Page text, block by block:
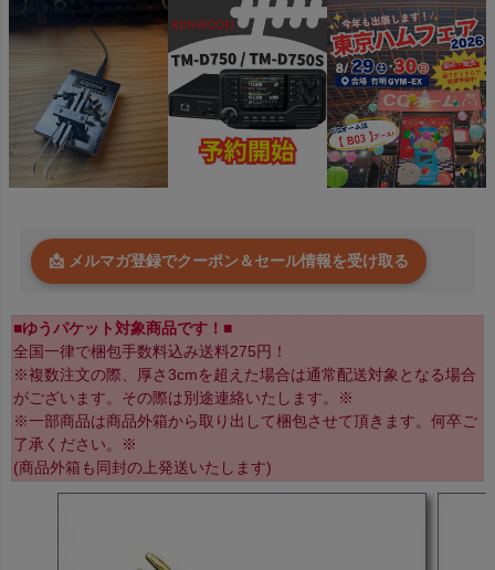
📩 メルマガ登録でクーポン＆セール情報を受け取る
■ゆうパケット対象商品です！■
全国一律で梱包手数料込み送料275円！
※複数注文の際、厚さ3cmを超えた場合は通常配送対象となる場合
がございます。その際は別途連絡いたします。※
※一部商品は商品外箱から取り出して梱包させて頂きます。何卒ご
了承ください。※
(商品外箱も同封の上発送いたします)